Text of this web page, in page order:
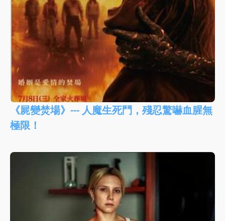
《屍變焚場》--- 人魔生死鬥，殘忍驚嚇血腥無
極限！